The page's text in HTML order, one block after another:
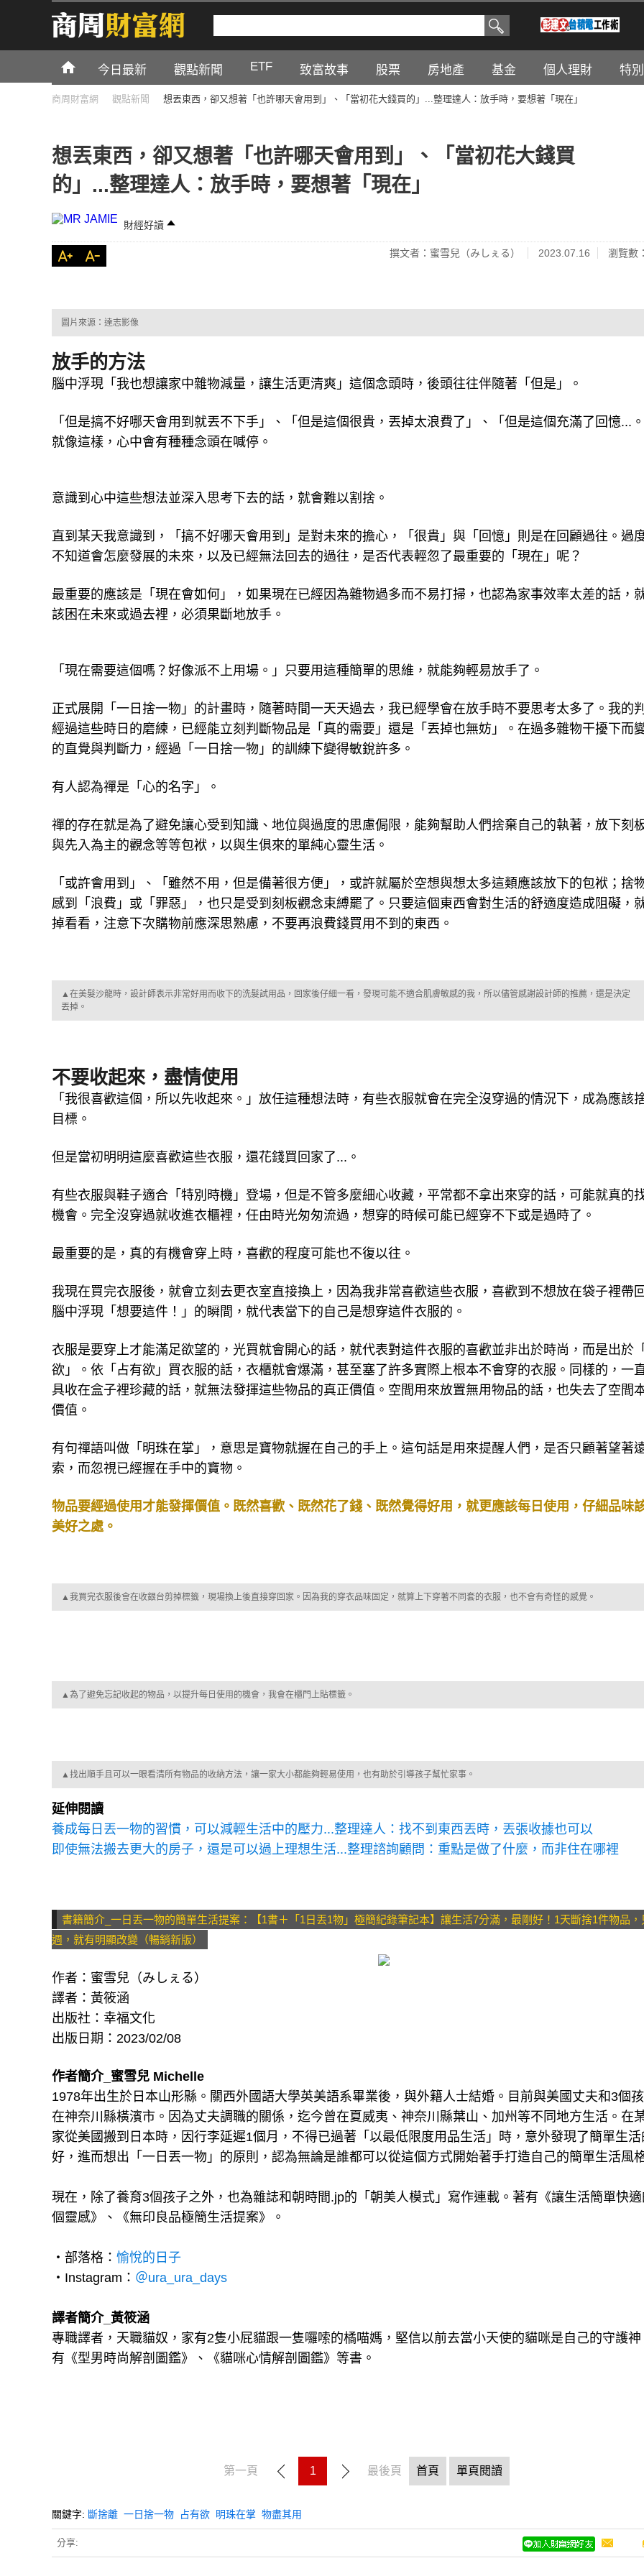
今日最新 觀點新聞 ETF 致富故事 股票 房地產 基金 個人理財 特
商周財富網 觀點新聞 想丟東西，卻又想著「也許哪天會用到」、「當初花大錢買的」...整理達人：放手時，要想著「現在」
想丟東西，卻又想著「也許哪天會用到」、「當初花大錢買
的」...整理達人：放手時，要想著「現在」
財經好讀
撰文者：蜜雪兒（みしぇる） 2023.07.16 瀏覽數
圖片來源：達志影像
放手的方法
腦中浮現「我也想讓家中雜物減量，讓生活更清爽」這個念頭時，後頭往往伴隨著「但是」。
「但是搞不好哪天會用到就丟不下手」、「但是這個很貴，丟掉太浪費了」、「但是這個充滿了回憶...
就像這樣，心中會有種種念頭在喊停。
意識到心中這些想法並深入思考下去的話，就會難以割捨。
直到某天我意識到，「搞不好哪天會用到」是對未來的擔心，「很貴」與「回憶」則是在回顧過往。過
不知道會怎麼發展的未來，以及已經無法回去的過往，是否代表輕忽了最重要的「現在」呢？
最重要的應該是「現在會如何」，如果現在已經因為雜物過多而不易打掃，也認為家事效率太差的話，
該困在未來或過去裡，必須果斷地放手。
「現在需要這個嗎？好像派不上用場。」只要用這種簡單的思維，就能夠輕易放手了。
正式展開「一日捨一物」的計畫時，隨著時間一天天過去，我已經學會在放手時不要思考太多了。我的
經過這些時日的磨練，已經能立刻判斷物品是「真的需要」還是「丟掉也無妨」。在過多雜物干擾下而
的直覺與判斷力，經過「一日捨一物」的訓練下變得敏銳許多。
有人認為禪是「心的名字」。
禪的存在就是為了避免讓心受到知識、地位與過度的思慮侷限，能夠幫助人們捨棄自己的執著，放下刻
與先入為主的觀念等等包袱，以與生俱來的單純心靈生活。
「或許會用到」、「雖然不用，但是備著很方便」，或許就屬於空想與想太多這類應該放下的包袱；捨
感到「浪費」或「罪惡」，也只是受到刻板觀念束縛罷了。只要這個東西會對生活的舒適度造成阻礙，
掉看看，注意下次購物前應深思熟慮，不要再浪費錢買用不到的東西。
▲在美髮沙龍時，設計師表示非常好用而收下的洗髮試用品，回家後仔細一看，發現可能不適合肌膚敏感的我，所以儘管感謝設計師的推薦，還是決定
丟掉。
不要收起來，盡情使用
「我很喜歡這個，所以先收起來。」放任這種想法時，有些衣服就會在完全沒穿過的情況下，成為應該
目標。
但是當初明明這麼喜歡這些衣服，還花錢買回家了...。
有些衣服與鞋子適合「特別時機」登場，但是不管多麼細心收藏，平常都不拿出來穿的話，可能就真的
機會。完全沒穿過就收進衣櫃裡，任由時光匆匆流過，想穿的時候可能已經穿不下或是過時了。
最重要的是，真的有機會穿上時，喜歡的程度可能也不復以往。
我現在買完衣服後，就會立刻去更衣室直接換上，因為我非常喜歡這些衣服，喜歡到不想放在袋子裡帶
腦中浮現「想要這件！」的瞬間，就代表當下的自己是想穿這件衣服的。
衣服是要穿上才能滿足欲望的，光買就會開心的話，就代表對這件衣服的喜歡並非出於時尚，而是出於
欲」。依「占有欲」買衣服的話，衣櫃就會爆滿，甚至塞了許多實際上根本不會穿的衣服。同樣的，一
具收在盒子裡珍藏的話，就無法發揮這些物品的真正價值。空間用來放置無用物品的話，也失去了空間
價值。
有句禪語叫做「明珠在掌」，意思是寶物就握在自己的手上。這句話是用來提醒人們，是否只顧著望著
索，而忽視已經握在手中的寶物。
物品要經過使用才能發揮價值。既然喜歡、既然花了錢、既然覺得好用，就更應該每日使用，仔細品味
美好之處。
▲我買完衣服後會在收銀台剪掉標籤，現場換上後直接穿回家。因為我的穿衣品味固定，就算上下穿著不同套的衣服，也不會有奇怪的感覺。
▲為了避免忘記收起的物品，以提升每日使用的機會，我會在櫃門上貼標籤。
▲找出順手且可以一眼看清所有物品的收納方法，讓一家大小都能夠輕易使用，也有助於引導孩子幫忙家事。
延伸閱讀
養成每日丟一物的習慣，可以減輕生活中的壓力...整理達人：找不到東西丟時，丟張收據也可以
即使無法搬去更大的房子，還是可以過上理想生活...整理諮詢顧問：重點是做了什麼，而非住在哪裡
書籍簡介_一日丟一物的簡單生活提案：【1書＋「1日丟1物」極簡紀錄筆記本】讓生活7分滿，最剛好！1天斷捨1件物品，
週，就有明顯改變（暢銷新版）
作者：蜜雪兒（みしぇる）
譯者：黃筱涵
出版社：幸福文化
​​出版日期：2023/02/08
作者簡介_蜜雪兒 Michelle
1978年出生於日本山形縣。關西外國語大學英美語系畢業後，與外籍人士結婚。目前與美國丈夫和3個
在神奈川縣橫濱市。因為丈夫調職的關係，迄今曾在夏威夷、神奈川縣葉山、加州等不同地方生活。在
家從美國搬到日本時，因行李延遲1個月，不得已過著「以最低限度用品生活」時，意外發現了簡單生活
好，進而想出「一日丟一物」的原則，認為無論是誰都可以從這個方式開始著手打造自己的簡單生活風
現在，除了養育3個孩子之外，也為雜誌和朝時間.jp的「朝美人模式」寫作連載。著有《讓生活簡單快
個靈感》、《無印良品極簡生活提案》。
‧部落格： 愉悅的日子
‧Instagram： ＠ura_ura_days
譯者簡介_黃筱涵
專職譯者，天職貓奴，家有2隻小屁貓跟一隻囉嗦的橘喵媽，堅信以前去當小天使的貓咪是自己的守護神
有《型男時尚解剖圖鑑》、《貓咪心情解剖圖鑑》等書。
第一頁 1 最後頁 首頁 單頁閱讀
關鍵字: 斷捨離 一日捨一物 占有欲 明珠在掌 物盡其用
分享: